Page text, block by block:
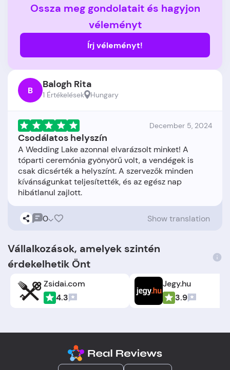
Ossza meg gondolatait és hagyjon
véleményt
Írj véleményt!
B Balogh Rita
1 Értékelések Hungary
December 5, 2024
Csodálatos helyszín
A Wedding Lake azonnal elvarázsolt minket! A
tóparti ceremónia gyönyörű volt, a vendégek is
csak dicsérték a helyszínt. A szervezők minden
kívánságunkat teljesítették, és az egész nap
0 Show translation
Vállalkozások, amelyek szintén
érdekelhetik Önt
Zsidai.com
4.3
Jegy.hu
3.9